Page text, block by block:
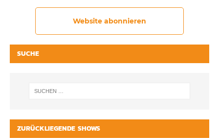
Website abonnieren
SUCHE
ZURÜCKLIEGENDE SHOWS